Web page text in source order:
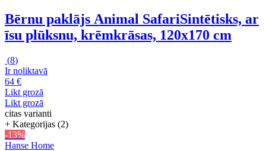
Bērnu paklājs Animal SafariSintētisks, ar
īsu plūksnu, krēmkrāsas, 120x170 cm
(8)
Ir noliktavā
64 €
Likt grozā
Likt grozā
citas varianti
+ Kategorijas (2)
-13%
Hanse Home